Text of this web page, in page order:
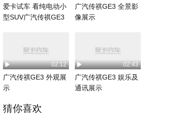
爱卡试车 看纯电动小
型SUV广汽传祺GE3
广汽传祺GE3 全景影
像展示
02:12
广汽传祺GE3 外观展
示
02:43
广汽传祺GE3 娱乐及
通讯展示
猜你喜欢